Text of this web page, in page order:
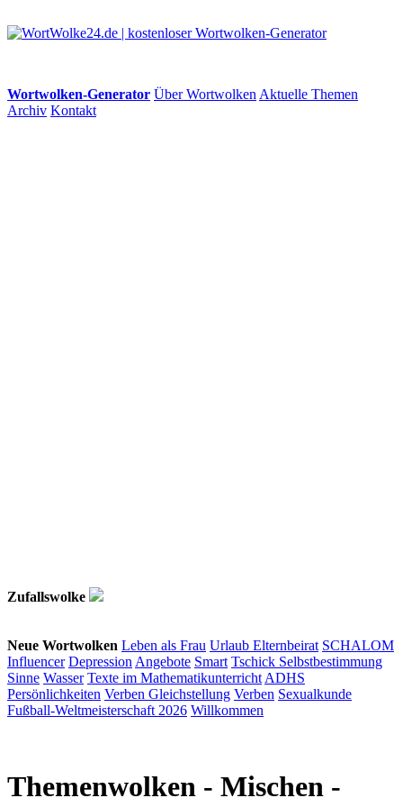
Wortwolken-Generator Über Wortwolken Aktuelle Themen
Archiv Kontakt
Zufallswolke
Neue Wortwolken Leben als Frau Urlaub Elternbeirat SCHALOM
Influencer Depression Angebote Smart Tschick Selbstbestimmung
Sinne Wasser Texte im Mathematikunterricht ADHS
Persönlichkeiten Verben Gleichstellung Verben Sexualkunde
Fußball-Weltmeisterschaft 2026 Willkommen
Themenwolken - Mischen -